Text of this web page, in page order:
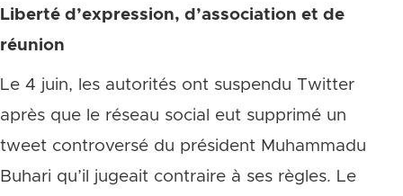
Liberté d’expression, d’association et de
réunion
Le 4 juin, les autorités ont suspendu Twitter
après que le réseau social eut supprimé un
tweet controversé du président Muhammadu
Buhari qu’il jugeait contraire à ses règles. Le